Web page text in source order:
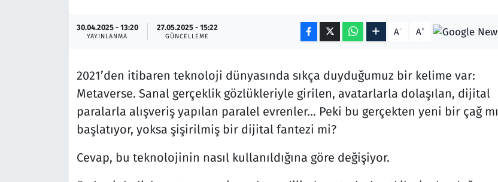
30.04.2025 - 13:20
YAYINLANMA
27.05.2025 - 15:22
GÜNCELLEME A- A+
2021’den itibaren teknoloji dünyasında sıkça duyduğumuz bir kelime var:
Metaverse. Sanal gerçeklik gözlükleriyle girilen, avatarlarla dolaşılan, dijital
paralarla alışveriş yapılan paralel evrenler... Peki bu gerçekten yeni bir çağ mı
başlatıyor, yoksa şişirilmiş bir dijital fantezi mi?
Cevap, bu teknolojinin nasıl kullanıldığına göre değişiyor.
Televizyon